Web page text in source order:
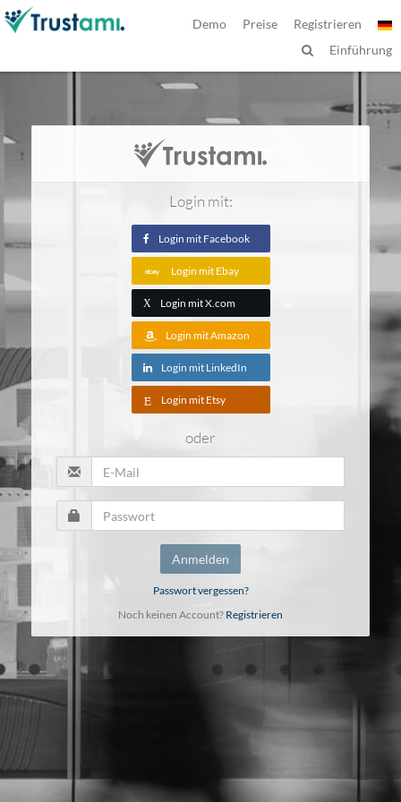
Registrieren
Preise
Demo
Einführung
Login mit:
Login mit Facebook
Login mit Ebay
X Login mit X.com
Login mit Amazon
Login mit LinkedIn
Login mit Etsy
oder
Anmelden
Passwort vergessen?
Noch keinen Account? Registrieren